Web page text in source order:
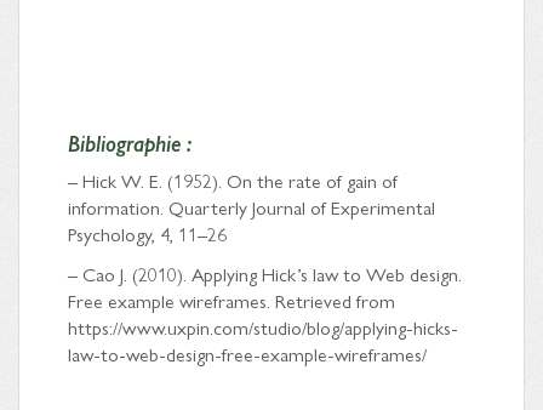
Bibliographie :
– Hick W. E. (1952). On the rate of gain of
information. Quarterly Journal of Experimental
Psychology, 4, 11–26
– Cao J. (2010). Applying Hick’s law to Web design.
Free example wireframes. Retrieved from
https://www.uxpin.com/studio/blog/applying-hicks-
law-to-web-design-free-example-wireframes/